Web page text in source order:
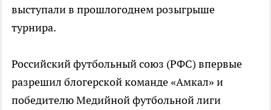
выступали в прошлогоднем розыгрыше
турнира.
Российский футбольный союз (РФС) впервые
разрешил блогерской команде «Амкал» и
победителю Медийной футбольной лиги